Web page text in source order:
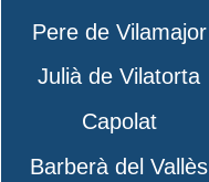
Pere de Vilamajor
Julià de Vilatorta
Capolat
Barberà del Vallès